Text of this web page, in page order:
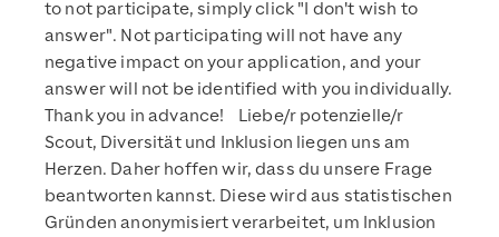
to not participate, simply click "I don't wish to
answer". Not participating will not have any
negative impact on your application, and your
answer will not be identified with you individually.
Thank you in advance!
Liebe/r potenzielle/r
Scout, Diversität und Inklusion liegen uns am
Herzen. Daher hoffen wir, dass du unsere Frage
beantworten kannst. Diese wird aus statistischen
Gründen anonymisiert verarbeitet, um Inklusion